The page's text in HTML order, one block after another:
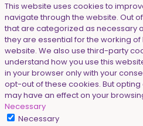
This website uses cookies to
navigate through the website. Out
that are categorized as necessary
they are essential for the working
website. We also use third-party
understand how you use this
in your browser only with your
opt-out of these cookies. But
may have an effect on your
Necessary
Necessary